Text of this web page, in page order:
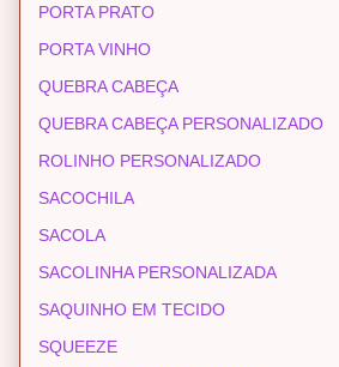
PORTA PRATO
PORTA VINHO
QUEBRA CABEÇA
QUEBRA CABEÇA PERSONALIZADO
ROLINHO PERSONALIZADO
SACOCHILA
SACOLA
SACOLINHA PERSONALIZADA
SAQUINHO EM TECIDO
SQUEEZE